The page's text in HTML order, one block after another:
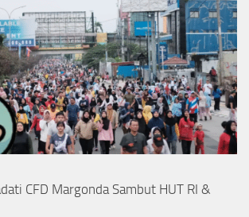
CFD Margonda Sambut HUT RI &